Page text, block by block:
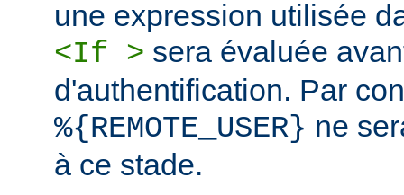
une expression utilisée
<If > sera évaluée
d'authentification. Par
%{REMOTE_USER} ne
à ce stade.